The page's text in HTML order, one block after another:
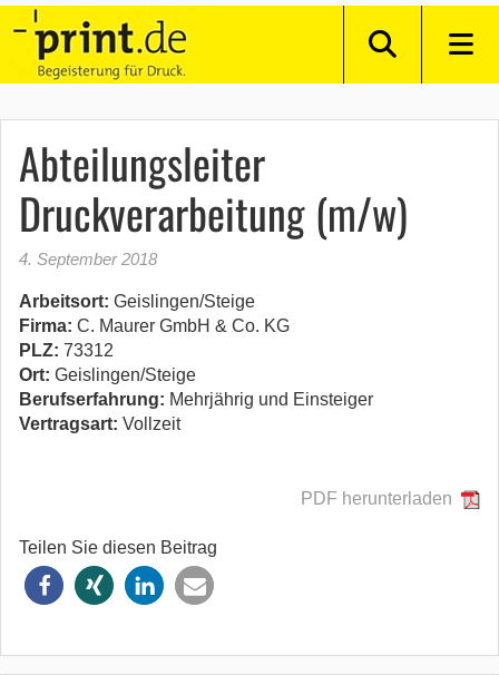
Abteilungsleiter
Druckverarbeitung (m/w)
4. September 2018
Arbeitsort: Geislingen/Steige
Firma: C. Maurer GmbH & Co. KG
PLZ: 73312
Ort: Geislingen/Steige
Berufserfahrung: Mehrjährig und Einsteiger
Vertragsart: Vollzeit
PDF herunterladen
Teilen Sie diesen Beitrag